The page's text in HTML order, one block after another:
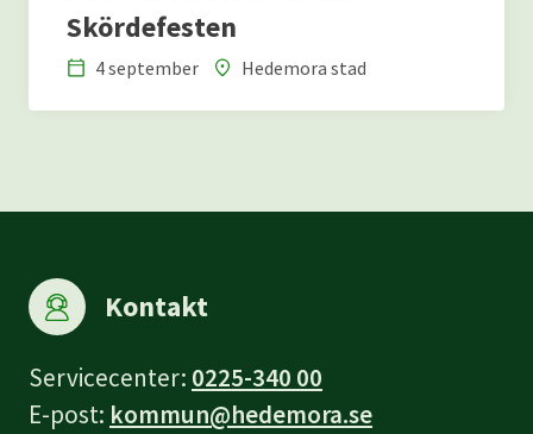
Skördefesten
4 september
Hedemora stad
Kontakt
Servicecenter: 0225-340 00
E-post: kommun@hedemora.se